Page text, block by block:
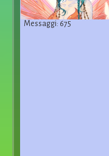
Messaggi: 675